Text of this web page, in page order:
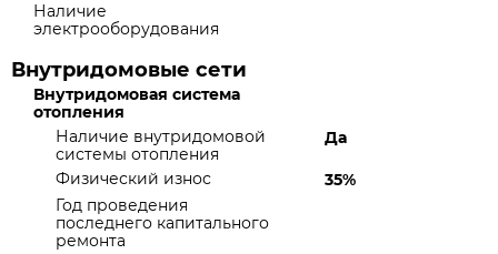
Наличие
электрооборудования
Внутридомовые сети
Внутридомовая система
отопления
Наличие внутридомовой
системы отопления
Да
Физический износ
35%
Год проведения
последнего капитального
ремонта